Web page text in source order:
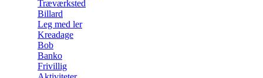
Træværksted
Billard
Leg med ler
Kreadage
Bob
Banko
Frivillig